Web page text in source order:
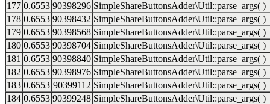
177 0.6553 90398296 SimpleShareButtonsAdder\Util::parse_args( )
178 0.6553 90398432 SimpleShareButtonsAdder\Util::parse_args( )
179 0.6553 90398568 SimpleShareButtonsAdder\Util::parse_args( )
180 0.6553 90398704 SimpleShareButtonsAdder\Util::parse_args( )
181 0.6553 90398840 SimpleShareButtonsAdder\Util::parse_args( )
182 0.6553 90398976 SimpleShareButtonsAdder\Util::parse_args( )
183 0.6553 90399112 SimpleShareButtonsAdder\Util::parse_args( )
184 0.6553 90399248 SimpleShareButtonsAdder\Util::parse_args( )